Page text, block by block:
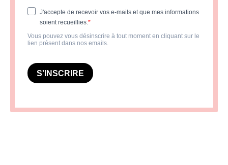
J'accepte de recevoir vos e-mails et que mes informations
soient recueillies.
Vous pouvez vous désinscrire à tout moment en cliquant sur le
lien présent dans nos emails.
S'INSCRIRE